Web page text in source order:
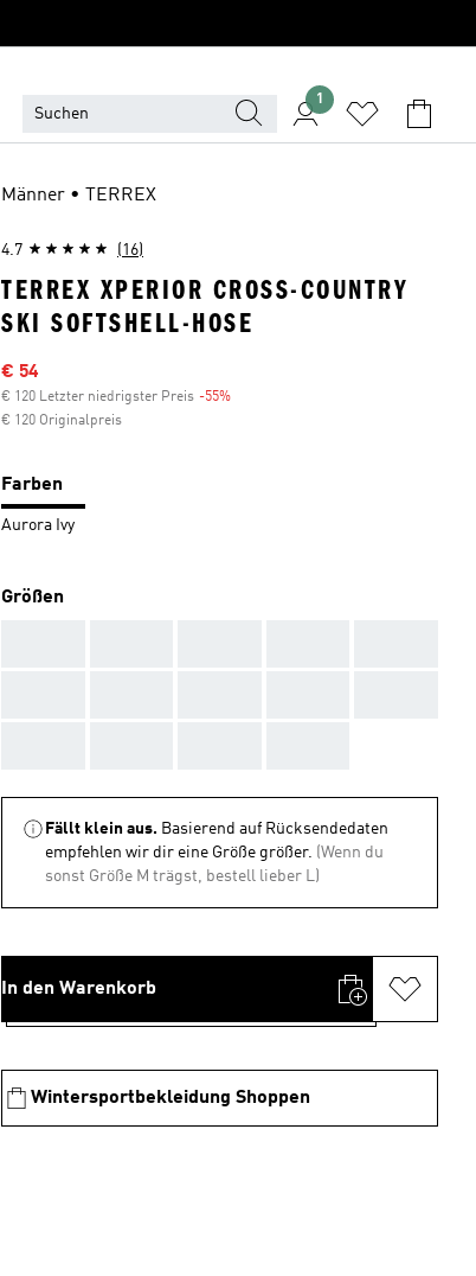
1
Männer • TERREX
4.7 (16)
TERREX XPERIOR CROSS-COUNTRY
SKI SOFTSHELL-HOSE
Sale-Preis
€ 54
€ 120 Letzter niedrigster Preis -55%
€ 120 Originalpreis
Farben
Aurora Ivy
Größen
Fällt klein aus. Basierend auf Rücksendedaten
empfehlen wir dir eine Größe größer. (Wenn du
sonst Größe M trägst, bestell lieber L)
In den Warenkorb
Wintersportbekleidung Shoppen